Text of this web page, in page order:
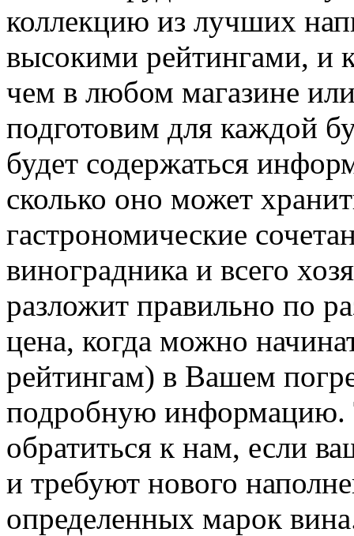
коллекцию из лучших
высокими рейтингами, и
чем в любом магазине
подготовим для каждой
будет содержаться
сколько оно может
гастрономические
виноградника и всего
разложит правильно по
цена, когда можно
рейтингам) в Вашем
подробную информацию.
обратиться к нам, если
и требуют нового
определенных марок